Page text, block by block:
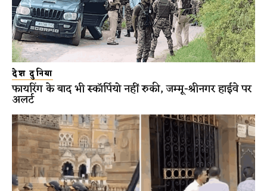
देश दुनिया
फायरिंग के बाद भी स्कॉर्पियो नहीं रुकी, जम्मू-श्रीनगर हाईवे पर
अलर्ट